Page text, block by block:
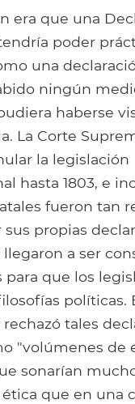
era que una
poder
una
ningún
haberse
La Corte
la legislación
hasta 1803, e
fueron tan
propias
a ser
para que los
políticas.
tales
"volúmenes de
sonarían
que en una